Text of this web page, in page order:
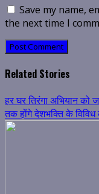
Save my name,
the next time I
Related Stories
हर घर तिरंगा अभियान
तक होंगे देशभक्ति के विविध